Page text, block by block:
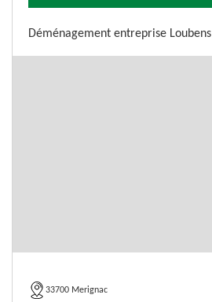
Déménagement entreprise Loubens
33700 Merignac